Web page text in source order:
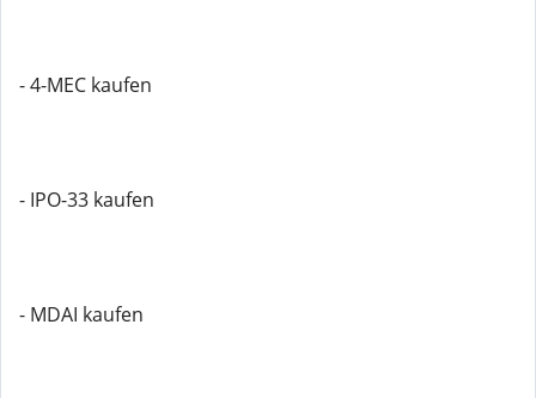
- 4-MEC kaufen
- IPO-33 kaufen
- MDAI kaufen